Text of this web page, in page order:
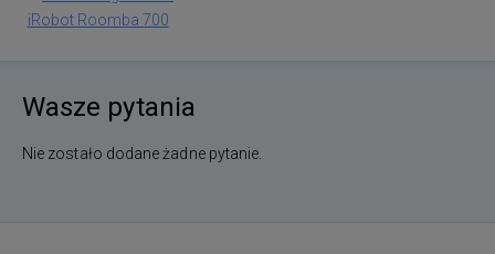
iRobot Roomba 700
Wasze pytania
Nie zostało dodane żadne pytanie.